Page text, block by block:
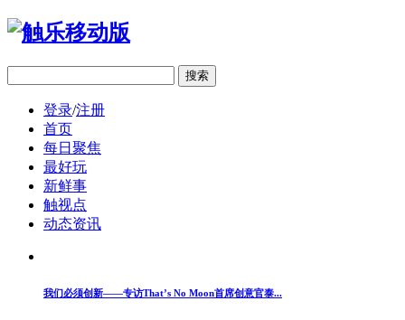
移动版
登录/注册
首页
每日聚焦
最好玩
新鲜事
触视点
动态资讯
我们必须创新——专访That’s No Moon首席创意官泰...